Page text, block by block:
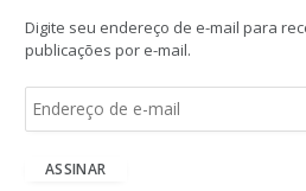
Digite seu endereço de e-mail para
publicações por e-mail.
ASSINAR